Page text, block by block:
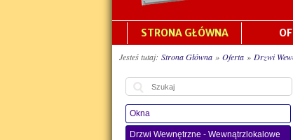
STRONA GŁÓWNA
Jesteś tutaj: Strona Główna » Oferta » Drzwi
Okna
Drzwi Wewnętrzne - Wewnątrzlokalowe